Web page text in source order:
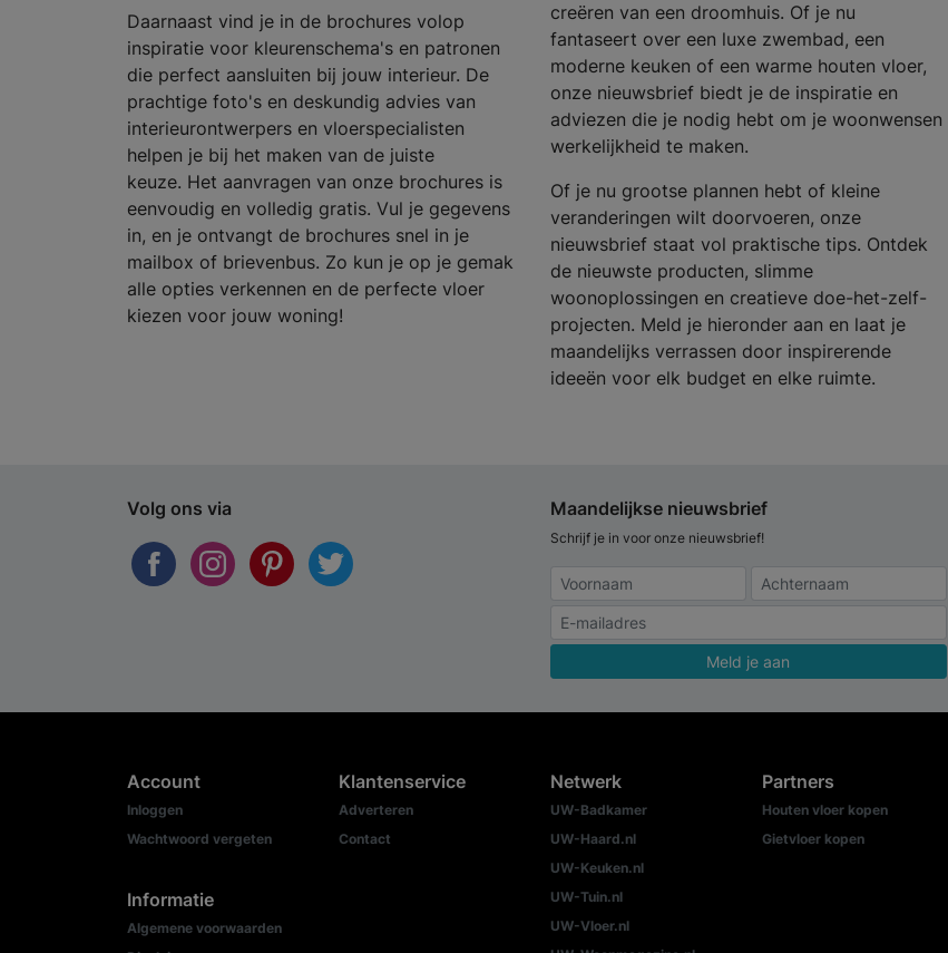
Daarnaast vind je in de brochures volop
inspiratie voor kleurenschema's en patronen
die perfect aansluiten bij jouw interieur. De
prachtige foto's en deskundig advies van
interieurontwerpers en vloerspecialisten
helpen je bij het maken van de juiste
keuze. Het aanvragen van onze brochures is
eenvoudig en volledig gratis. Vul je gegevens
in, en je ontvangt de brochures snel in je
mailbox of brievenbus. Zo kun je op je gemak
alle opties verkennen en de perfecte vloer
kiezen voor jouw woning!
creëren van een droomhuis. Of je nu
fantaseert over een luxe zwembad, een
moderne keuken of een warme houten vloer,
onze nieuwsbrief biedt je de inspiratie en
adviezen die je nodig hebt om je woonwensen
werkelijkheid te maken.
Of je nu grootse plannen hebt of kleine
veranderingen wilt doorvoeren, onze
nieuwsbrief staat vol praktische tips. Ontdek
de nieuwste producten, slimme
woonoplossingen en creatieve doe-het-zelf-
projecten. Meld je hieronder aan en laat je
maandelijks verrassen door inspirerende
ideeën voor elk budget en elke ruimte.
Volg ons via Maandelijkse nieuwsbrief
Schrijf je in voor onze nieuwsbrief!
Meld je aan
Account
Inloggen
Wachtwoord vergeten
Informatie
Algemene voorwaarden
Klantenservice
Adverteren
Contact
Netwerk
UW-Badkamer
UW-Haard.nl
UW-Keuken.nl
UW-Tuin.nl
UW-Vloer.nl
Partners
Houten vloer kopen
Gietvloer kopen